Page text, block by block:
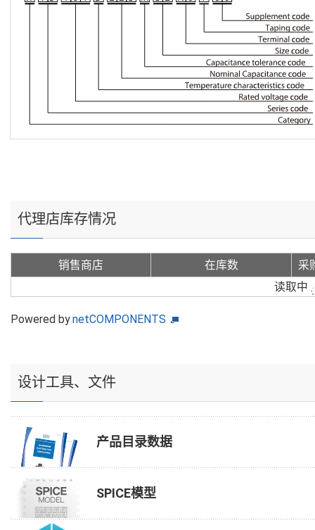
代理店库存情况
销售商店 在库数
采
读取中
Powered bynetCOMPONENTS
设计工具、文件
产品目录数据
SPICE模型